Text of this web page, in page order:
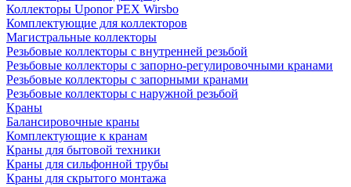
Коллекторы Uponor PEX Wirsbo
Комплектующие для коллекторов
Магистральные коллекторы
Резьбовые коллекторы с внутренней резьбой
Резьбовые коллекторы с запорно-регулировочными кранами
Резьбовые коллекторы с запорными кранами
Резьбовые коллекторы с наружной резьбой
Краны
Балансировочные краны
Комплектующие к кранам
Краны для бытовой техники
Краны для сильфонной трубы
Краны для скрытого монтажа